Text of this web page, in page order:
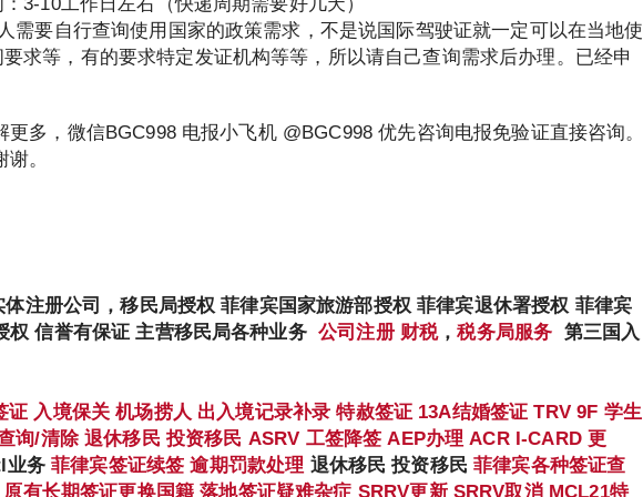
需要自行查询使用国家的政策需求，不是说国际驾驶证就一定可以在当地使
求等，有的要求特定发证机构等等，所以请自己查询需求后办理。已经申
多，微信BGC998 电报小飞机 @BGC998 优先咨询电报免验证直接咨询。
。
注册公司，移民局授权 菲律宾国家旅游部授权 菲律宾退休署授权 菲律宾
权 信誉有保证 主营移民局各种业务公司注册 财税，税务局服务 第三国入
证 入境保关 机场捞人 出入境记录补录 特赦签证 13A结婚签证 TRV 9F 学生
询/清除 退休移民 投资移民 ASRV 工签降签 AEP办理 ACR I-CARD 更
业务菲律宾签证续签 逾期罚款处理 退休移民 投资移民菲律宾各种签证查
原有长期签证更换国籍 落地签证疑难杂症 SRRV更新 SRRV取消 MCL21特